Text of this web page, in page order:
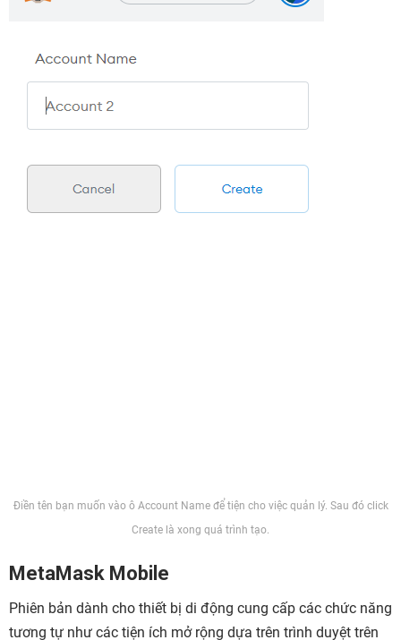
Điền tên bạn muốn vào ô Account Name để tiện cho việc quản lý. Sau đó click
Create là xong quá trình tạo.
MetaMask Mobile
Phiên bản dành cho thiết bị di động cung cấp các chức năng
tương tự như các tiện ích mở rộng dựa trên trình duyệt trên